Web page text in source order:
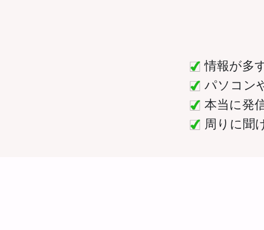
情報が多
パソコン
本当に発
周りに聞